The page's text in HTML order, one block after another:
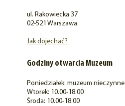
ul. Rakowiecka 37
02-521 Warszawa
Jak dojechać?
Godziny otwarcia Muzeum
Poniedziałek: muzeum nieczynne
Wtorek: 10.00-18.00
Środa: 10.00-18.00